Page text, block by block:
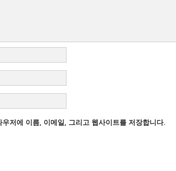
저에 이름, 이메일, 그리고 웹사이트를 저장합니다.